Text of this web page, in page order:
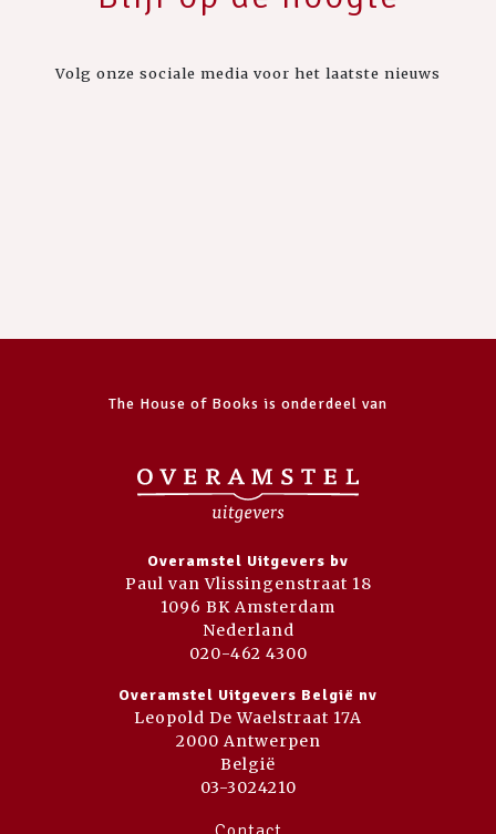
Volg onze sociale media voor het laatste nieuws
The House of Books is onderdeel van
Overamstel Uitgevers bv
Paul van Vlissingenstraat 18
1096 BK Amsterdam
Nederland
020-462 4300
Overamstel Uitgevers België nv
Leopold De Waelstraat 17A
2000 Antwerpen
België
03-3024210